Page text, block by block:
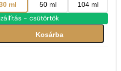
ml 50 ml 104 ml
- csütörtök
Kosárba